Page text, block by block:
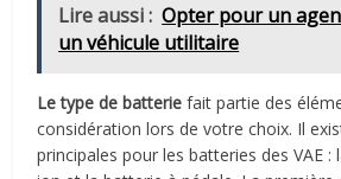
Lire aussi : Opter pour un
un véhicule utilitaire
Le type de batterie fait partie des
considération lors de votre choix. Il
principales pour les batteries des VAE